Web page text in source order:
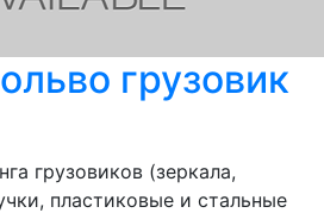
грузовик
грузовиков (зеркала,
пластиковые и стальные